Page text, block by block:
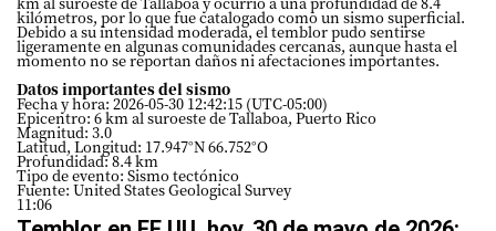
kilómetros, por lo que fue catalogado como un sismo superficial.
Debido a su intensidad moderada, el temblor pudo sentirse
ligeramente en algunas comunidades cercanas, aunque hasta el
momento no se reportan daños ni afectaciones importantes.
Datos importantes del sismo
Fecha y hora: 2026-05-30 12:42:15 (UTC-05:00)
Epicentro: 6 km al suroeste de Tallaboa, Puerto Rico
Magnitud: 3.0
Latitud, Longitud: 17.947°N 66.752°O
Profundidad: 8.4 km
Tipo de evento: Sismo tectónico
Fuente: United States Geological Survey
11:06